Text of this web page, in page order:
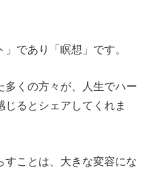
であり「瞑想」です。
多くの方々が、人生でハー
じるとシェアしてくれま
すことは、大きな変容にな